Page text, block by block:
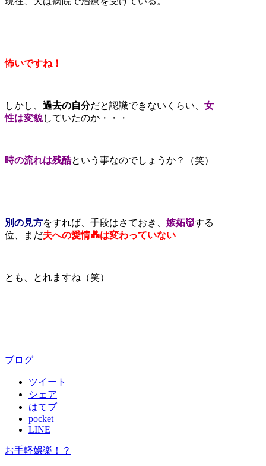
怖いですね！
しかし、 過去の自分だと認識できないくらい、 女
性は変貌していたのか・・・
時の流れは残酷という事なのでしょうか？（笑）
別の見方をすれば、手段はさておき、 嫉妬👹する
位、まだ夫への愛情💑は変わっていない
とも、とれますね（笑）
ブログ
ツイート
シェア
はてブ
pocket
LINE
お手軽娯楽！？